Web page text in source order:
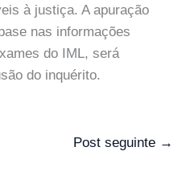
à justiça. A apuração
nas informações
do IML, será
do inquérito.
Post seguinte →